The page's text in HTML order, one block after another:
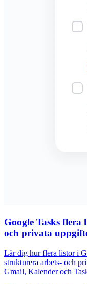
Google Tasks
och privata
Lär dig hur flera listor i
strukturera arbets- och
Gmail, Kalender och